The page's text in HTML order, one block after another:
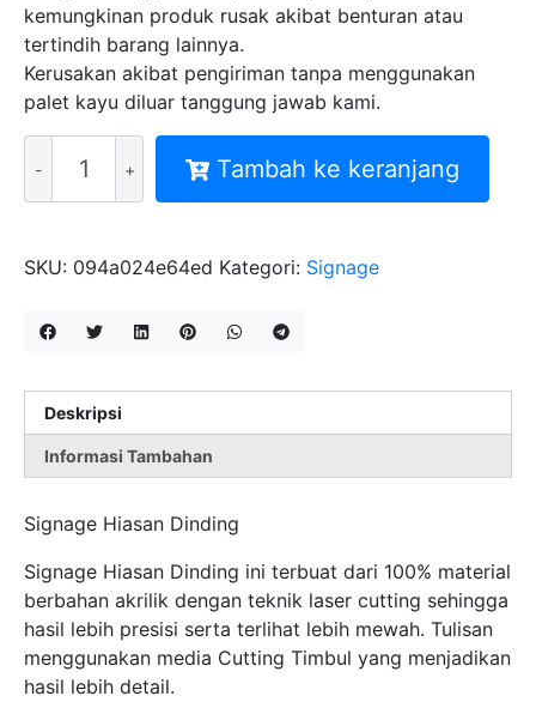
kemungkinan produk rusak akibat benturan atau
tertindih barang lainnya.
Kerusakan akibat pengiriman tanpa menggunakan
palet kayu diluar tanggung jawab kami.
MITRA
SIGNAGE
DINDING
TIMBUL
Tambah ke keranjang
SKU: 094a024e64ed Kategori: Signage
Deskripsi
Informasi Tambahan
Signage Hiasan Dinding
Signage Hiasan Dinding ini terbuat dari 100% material
berbahan akrilik dengan teknik laser cutting sehingga
hasil lebih presisi serta terlihat lebih mewah. Tulisan
menggunakan media Cutting Timbul yang menjadikan
hasil lebih detail.